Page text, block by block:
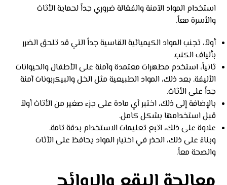
استخدام المواد الآمنة والفعّالة ضروري جداً لحماية الأثاث
والأسرة معاً.
أولاً، تجنب المواد الكيميائية القاسية جداً التي قد تلحق الضرر
بألياف الكنب.
ثانياً، استخدم مطهرات معتمدة وآمنة على الأطفال والحيوانات
الأليفة. بعد ذلك، المواد الطبيعية مثل الخل والبيكربونات آمنة
جداً على الأثاث.
بالإضافة إلى ذلك، اختبر أي مادة على جزء صغير من الأثاث أولاً
قبل استخدامها بشكل كامل.
علاوة على ذلك، اتبع تعليمات الاستخدام بدقة تامة.
وبناءً على ذلك، الحذر في اختيار المواد يحافظ على الأثاث
والصحة معاً.